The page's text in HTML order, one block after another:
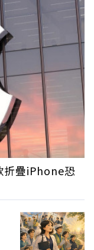
疊iPhone恐